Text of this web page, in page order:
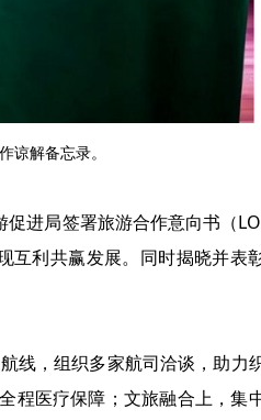
解备忘录。
进局签署旅游合作意向书（
互利共赢发展。同时揭晓并表
线，组织多家航司洽谈，助力
程医疗保障；文旅融合上，集